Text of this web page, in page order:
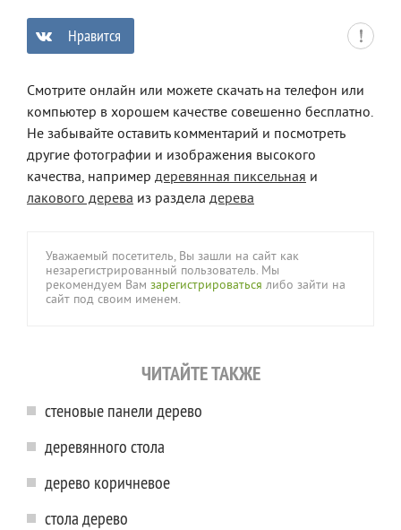
Нравится
Смотрите онлайн или можете скачать на телефон или
компьютер в хорошем качестве совешенно бесплатно.
Не забывайте оставить комментарий и посмотреть
другие фотографии и изображения высокого
качества, например деревянная пиксельная и
лакового дерева из раздела дерева
Уважаемый посетитель, Вы зашли на сайт как
незарегистрированный пользователь. Мы
рекомендуем Вам зарегистрироваться либо зайти на
сайт под своим именем.
ЧИТАЙТЕ ТАКЖЕ
стеновые панели дерево
деревянного стола
дерево коричневое
стола дерево